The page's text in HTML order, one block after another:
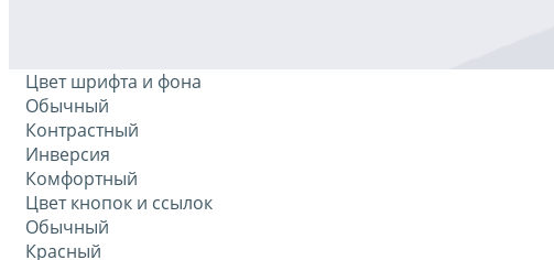
Цвет шрифта и фона
Обычный
Контрастный
Инверсия
Комфортный
Цвет кнопок и ссылок
Обычный
Красный